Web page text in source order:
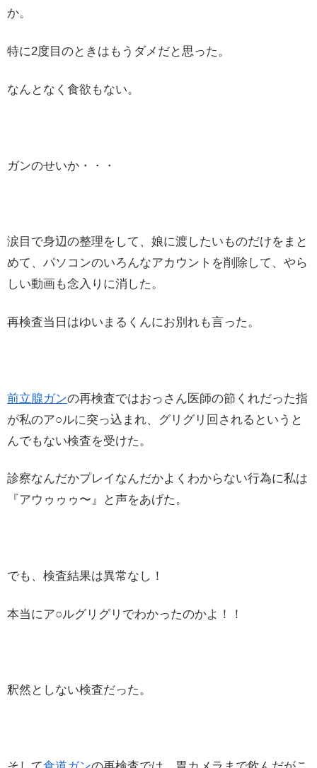
か。
特に2度目のときはもうダメだと思った。
なんとなく食欲もない。
ガンのせいか・・・
涙目で身辺の整理をして、娘に渡したいものだけをまと
めて、パソコンのいろんなアカウントを削除して、やら
しい動画も念入りに消した。
再検査当日はゆいまるくんにお別れも言った。
前立腺ガンの再検査ではおっさん医師の節くれだった指
が私のア○ルに突っ込まれ、グリグリ回されるというと
んでもない検査を受けた。
診察なんだかプレイなんだかよくわからない行為に私は
『アウゥゥゥ〜』と声をあげた。
でも、検査結果は異常なし！
本当にア○ルグリグリでわかったのかよ！！
釈然としない検査だった。